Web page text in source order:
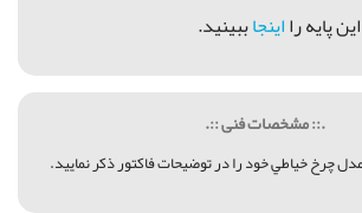
پايه رااينجاببينيد.
.:: مشخصات فنی ::.
چرخ خياطي خود را در توضيحات فاكتور ذكر نماييد.